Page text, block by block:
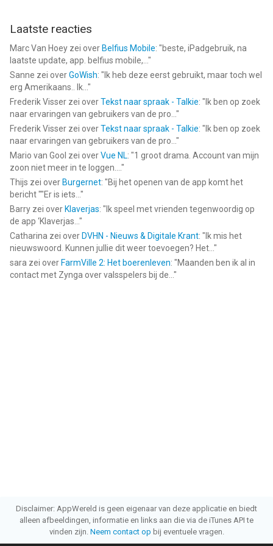
http://instalogocreator.com/terms
http://instalogocreator.com/privacy
Download InstaLogo Logo Creator 2 NU!
--
Logo Maker, Design Maken van Logo Maker LLC is een app
voor iPhone, iPad en iPod touch met iOS versie 15 of hoger,
geschikt bevonden voor gebruikers met leeftijden vanaf4 jaar
Informatie voor Logo Maker, Design Makenis het laatst
vergeleken op 9 Aug om 04:56.
Laatste reacties
Marc Van Hoey zei over Belfius Mobile: "beste, iPadgebruik, na
laatste update, app. belfius mobile,... "
Sanne zei overGoWish: " Ik heb deze eerst gebruikt, maar toch wel
erg Amerikaans.. Ik... "
Frederik Visser zei overTekst naar spraak - Talkie: " Ik ben op zoek
naar ervaringen van gebruikers van de pro... "
Frederik Visser zei overTekst naar spraak - Talkie: " Ik ben op zoek
naar ervaringen van gebruikers van de pro... "
Mario van Gool zei overVue NL: "1 groot drama. Account van mijn
zoon niet meer in te loggen.... "
Thijs zei over Burgernet: "Bij het openen van de app komt het
bericht ""Er is iets... "
Barry zei over Klaverjas: " Ik speel met vrienden tegenwoordig op
de app ‘Klaverjas... "
Catharina zei over DVHN - Nieuws & Digitale Krant: " Ik mis het
nieuwswoord. Kunnen jullie dit weer toevoegen? Het... "
sara zei over FarmVille 2: Het boerenleven: "Maanden ben ik al in
contact met Zynga over valsspelers bij de... "
Disclaimer: AppWereld is geen eigenaar van deze applicatie en biedt
alleen afbeeldingen, informatie en links aan die via de iTunes API te
vinden zijn. Neem contact op bij eventuele vragen.